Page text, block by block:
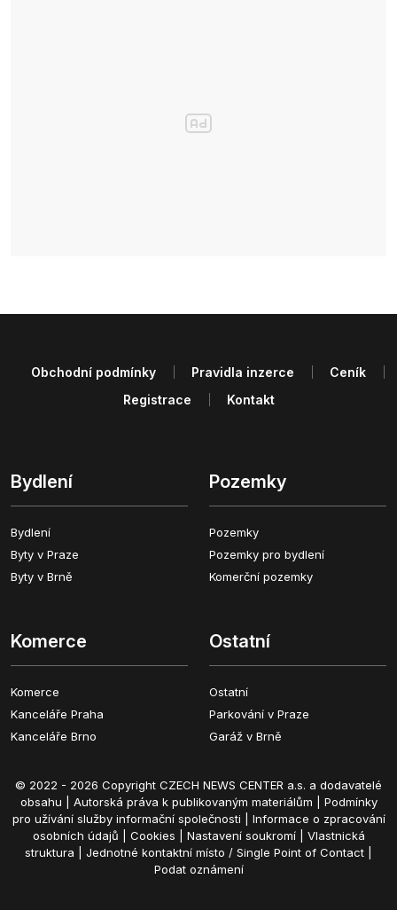
Bydlení
Bydlení
Byty v Praze
Byty v Brně
Pozemky
Pozemky
Pozemky pro bydlení
Komerční pozemky
Komerce
Komerce
Kanceláře Praha
Kanceláře Brno
Ostatní
Ostatní
Parkování v Praze
Garáž v Brně
Obchodní podmínky Pravidla inzerce
Ceník
Registrace
Kontakt
© 2022 - 2026 Copyright CZECH NEWS CENTER a.s. a dodavatelé
obsahu | Autorská práva k publikovaným materiálům
Podmínky
pro užívání služby informační společnosti
Informace o zpracování
osobních údajů
Cookies Nastavení soukromí| Vlastnická
struktura
Jednotné kontaktní místo / Single Point of Contact
Podat oznámení